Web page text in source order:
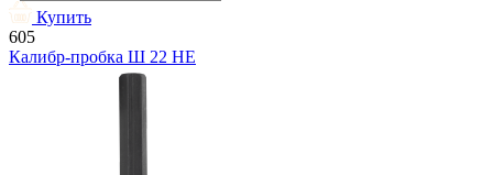
Купить
605
Калибр-пробка Ш 22 НЕ